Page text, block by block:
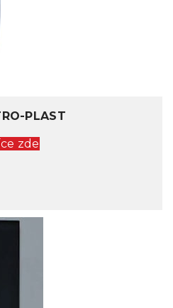
PLAST
zde